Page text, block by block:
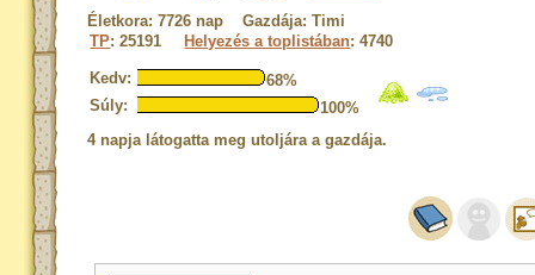
Életkora: 7726 nap Gazdája: Timi
TP: 25191 Helyezés a toplistában: 4740
Kedv:
68%
Súly:
100%
4 napja látogatta meg utoljára a gazdája.